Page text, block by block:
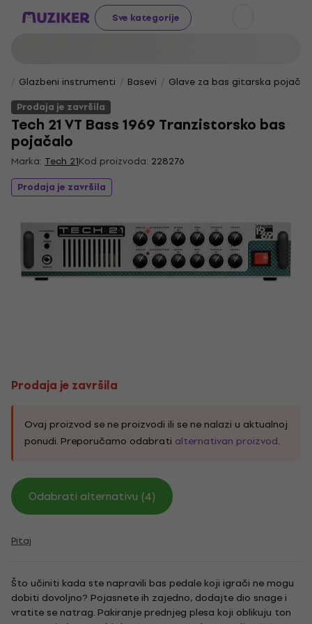
Sve kategorije
Glazbeni instrumenti Basevi
Glave za bas gitarska
Prodaja je završila
Tech 21 VT Bass 1969 Tranzistorsko bas
pojačalo
Marka: Tech 21Kod proizvoda: 228276
Prodaja je završila
Prodaja je završila
Ovaj proizvod se ne proizvodi ili se ne nalazi u aktualnoj
ponudi. Preporučamo odabrati alternativan proizvod.
Odabrati alternativu (4)
Pitaj
Što učiniti kada ste napravili bas pedale koji igrači ne mogu
dobiti dovoljno? Pojasnete ih zajedno, dodajte dio snage i
vratite se natrag. Pakiranje prednjeg plesa koji oblikuju ton